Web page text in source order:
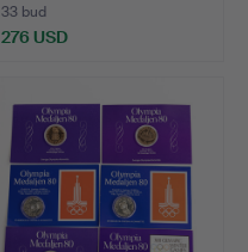
33 bud
276 USD